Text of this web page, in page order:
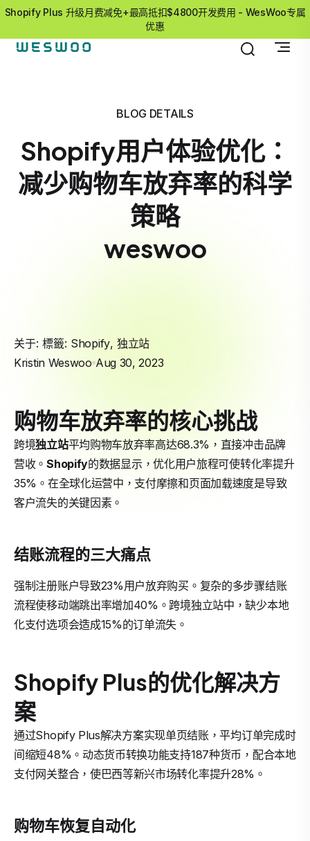
Shopify Plus 升级月费减免+最高抵扣$4800开发费用 - WesWoo专属
优惠
BLOG DETAILS
Shopify用户体验优化：
减少购物车放弃率的科学
策略
weswoo
关于: 標籤: Shopify, 独立站
Kristin Weswoo Aug 30, 2023
购物车放弃率的核心挑战
跨境独立站平均购物车放弃率高达68.3%，直接冲击品牌
营收。Shopify的数据显示，优化用户旅程可使转化率提升
35%。在全球化运营中，支付摩擦和页面加载速度是导致
客户流失的关键因素。
结账流程的三大痛点
强制注册账户导致23%用户放弃购买。复杂的多步骤结账
流程使移动端跳出率增加40%。跨境独立站中，缺少本地
化支付选项会造成15%的订单流失。
Shopify Plus的优化解决方
案
通过Shopify Plus解决方案实现单页结账，平均订单完成时
间缩短48%。动态货币转换功能支持187种货币，配合本地
支付网关整合，使巴西等新兴市场转化率提升28%。
购物车恢复自动化